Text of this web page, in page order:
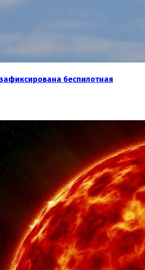
беспилотная